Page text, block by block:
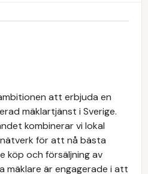
att erbjuda en
mäklartjänst i Sverige.
kombinerar vi lokal
för att nå bästa
köp och försäljning av
mäklare är engagerade i att